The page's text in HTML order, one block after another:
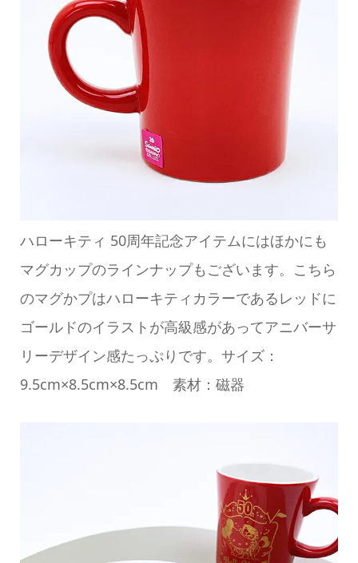
ハローキティ 50周年記念アイテムにはほかにも
マグカップのラインナップもございます。こちら
のマグかプはハローキティカラーであるレッドに
ゴールドのイラストが高級感があってアニバーサ
リーデザイン感たっぷりです。サイズ：
9.5cm×8.5cm×8.5cm 素材：磁器